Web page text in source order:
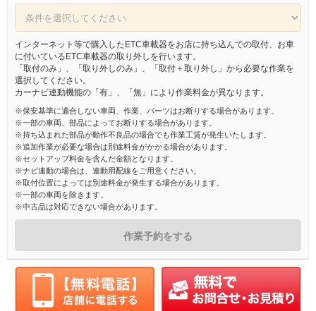
インターネット等で購入したETC車載器をお店に持ち込んでの取付、お車
に付いているETC車載器の取り外しを行います。
「取付のみ」、「取り外しのみ」、「取付＋取り外し」から必要な作業を
選択してください。
カーナビ連動機能の「有」、「無」により作業料金が異なります。
※保安基準に適合しない車両、作業、パーツはお断りする場合があります。
※一部の車両、部品によってお断りする場合があります。
※持ち込まれた部品が動作不良品の場合でも作業工賃が発生いたします。
※追加作業が必要な場合は別途料金がかかる場合があります。
※セットアップ料金を含んだ金額となります。
※ナビ連動の場合は、連動用配線をご用意ください。
※取付位置によっては別途料金が発生する場合があります。
※一部の車両を除きます。
※中古品は対応できない場合があります。
作業予約をする